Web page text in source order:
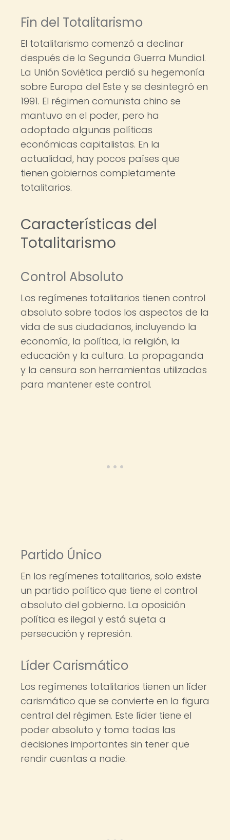
Fin del Totalitarismo
El totalitarismo comenzó a declinar
después de la Segunda Guerra Mundial.
La Unión Soviética perdió su hegemonía
sobre Europa del Este y se desintegró en
1991. El régimen comunista chino se
mantuvo en el poder, pero ha
adoptado algunas políticas
económicas capitalistas. En la
actualidad, hay pocos países que
tienen gobiernos completamente
totalitarios.
Características del
Totalitarismo
Control Absoluto
Los regímenes totalitarios tienen control
absoluto sobre todos los aspectos de la
vida de sus ciudadanos, incluyendo la
economía, la política, la religión, la
educación y la cultura. La propaganda
y la censura son herramientas utilizadas
para mantener este control.
Partido Único
En los regímenes totalitarios, solo existe
un partido político que tiene el control
absoluto del gobierno. La oposición
política es ilegal y está sujeta a
persecución y represión.
Líder Carismático
Los regímenes totalitarios tienen un líder
carismático que se convierte en la figura
central del régimen. Este líder tiene el
poder absoluto y toma todas las
decisiones importantes sin tener que
rendir cuentas a nadie.